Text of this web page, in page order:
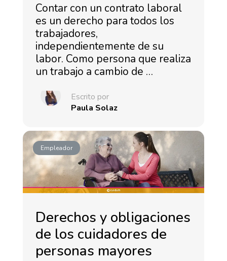
Contar con un contrato laboral
es un derecho para todos los
trabajadores,
independientemente de su
labor. Como persona que realiza
un trabajo a cambio de …
Escrito por
Paula Solaz
Empleador
Derechos y obligaciones
de los cuidadores de
personas mayores